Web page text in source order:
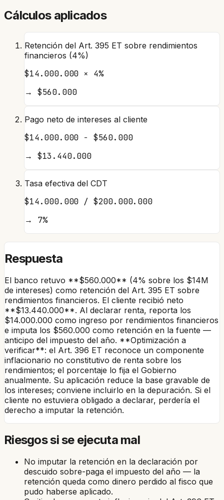
Cálculos aplicados
Retención del Art. 395 ET sobre rendimientos
financieros (4%)
$14.000.000 × 4%
→ $560.000
Pago neto de intereses al cliente
$14.000.000 − $560.000
→ $13.440.000
Tasa efectiva del CDT
$14.000.000 / $200.000.000
→ 7%
Respuesta
El banco retuvo **$560.000** (4% sobre los $14M
de intereses) como retención del Art. 395 ET sobre
rendimientos financieros. El cliente recibió neto
**$13.440.000**. Al declarar renta, reporta los
$14.000.000 como ingreso por rendimientos financieros
e imputa los $560.000 como retención en la fuente —
anticipo del impuesto del año. **Optimización a
verificar**: el Art. 396 ET reconoce un componente
inflacionario no constitutivo de renta sobre los
rendimientos; el porcentaje lo fija el Gobierno
anualmente. Su aplicación reduce la base gravable de
los intereses; conviene incluirlo en la depuración. Si el
cliente no estuviera obligado a declarar, perdería el
derecho a imputar la retención.
Riesgos si se ejecuta mal
No imputar la retención en la declaración por
descuido sobre-paga el impuesto del año — la
retención queda como dinero perdido al fisco que
pudo haberse aplicado.